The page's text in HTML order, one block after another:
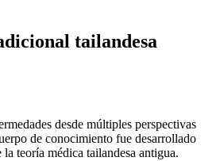
tailandesa
desde múltiples perspectivas
de conocimiento fue desarrollado
teoría médica tailandesa antigua.